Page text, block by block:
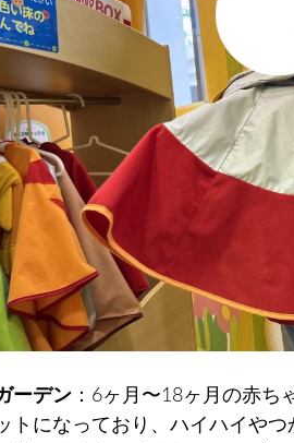
ーデン ：6ヶ月〜18ヶ月の赤ち
トになっており、ハイハイや